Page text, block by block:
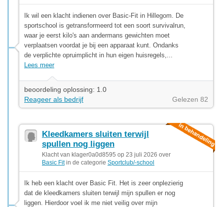
Ik wil een klacht indienen over Basic-Fit in Hillegom. De
sportschool is getransformeerd tot een soort survivalrun,
waar je eerst kilo's aan andermans gewichten moet
verplaatsen voordat je bij een apparaat kunt. Ondanks
de verplichte opruimplicht in hun eigen huisregels,...
Lees meer
beoordeling oplossing: 1.0
Reageer als bedrijf
Gelezen 82
Kleedkamers sluiten terwijl
spullen nog liggen
Klacht van klager0a0d8595 op 23 juli 2026 over
Basic Fitin de categorie Sportclub/-school
Ik heb een klacht over Basic Fit. Het is zeer onplezierig
dat de kleedkamers sluiten terwijl mijn spullen er nog
liggen. Hierdoor voel ik me niet veilig over mijn